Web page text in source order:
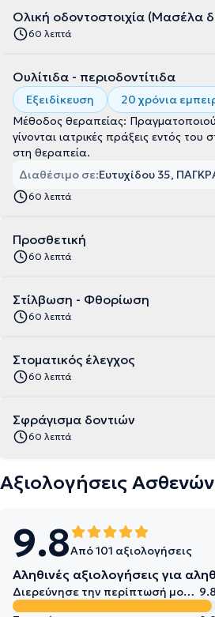
Ολική οδοντοστοιχία (Μασέλα
60 λεπτά
Ουλίτιδα - περιοδοντίτιδα
Εξειδίκευση
20 χρόνια
Μέθοδος θεραπείας:
γίνονται ιατρικές πράξεις εντός
στη θεραπεία.
Διαθέσιμο σε:Ευτυχίδου 35,
60 λεπτά
Προσθετική
60 λεπτά
Στίλβωση - Φθορίωση
60 λεπτά
Στοματικός έλεγχος
60 λεπτά
Σφράγισμα δοντιών
60 λεπτά
Αξιολογήσεις Ασθενών
9.8Από 101 αξιολογήσεις
Αληθινές αξιολογήσεις για
Διερεύνησε την περίπτωσή μου σε βάθος 9.8